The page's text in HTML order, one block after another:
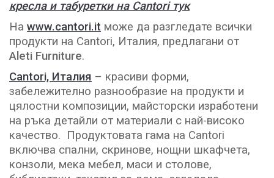
кресла и табуретки на Cantori тук
На www.cantori.it може да разгледате всички
продукти на Cantori, Италия, предлагани от
Aleti Furniture.
Cantori, Италия – красиви форми,
забележително разнообразие на продукти и
цялостни композиции, майсторски изработени
на ръка детайли от материали с най-високо
качество. Продуктовата гама на Cantori
включва спални, скринове, нощни шкафчета,
конзоли, мека мебел, маси и столове,